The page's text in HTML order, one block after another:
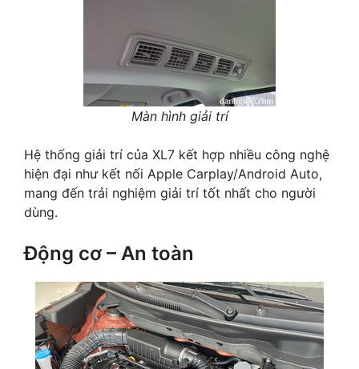
Màn hình giải trí
Hệ thống giải trí của XL7 kết hợp nhiều công nghệ
hiện đại như kết nối Apple Carplay/Android Auto,
mang đến trải nghiệm giải trí tốt nhất cho người
dùng.
Động cơ – An toàn